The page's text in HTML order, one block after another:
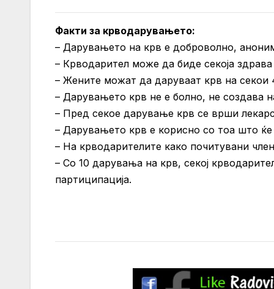
Факти за крводарувањето:
– Дарувањето на крв е доброволно,
– Крводарител може да биде секоја
– Жените можат да даруваат крв на
– Дарувањето крв не е болно, не создава
– Пред секое дарување крв се врши
– Дарувањето крв е корисно со тоа што ќе
– На крводарителите како почитувани
– Со 10 дарувања на крв, секој
партиципација.